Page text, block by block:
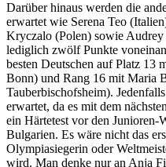
Darüber hinaus werden die
erwartet wie Serena Teo
Kryczalo (Polen) sowie
lediglich zwölf Punkte
besten Deutschen auf Platz
Bonn) und Rang 16 mit Maria
Tauberbischofsheim).
erwartet, da es mit dem
ein Härtetest vor den
Bulgarien. Es wäre nicht das
Olympiasiegerin oder
wird. Man denke nur an Anja